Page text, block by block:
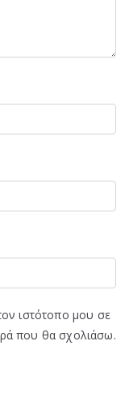
ιστότοπο μου σε
που θα σχολιάσω.